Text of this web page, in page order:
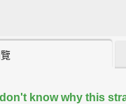
don't know why this